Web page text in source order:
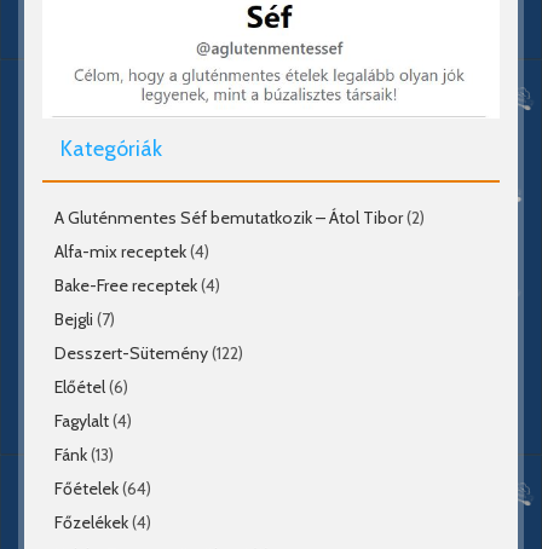
Kategóriák
A Gluténmentes Séf bemutatkozik – Átol Tibor(2)
Alfa-mix receptek(4)
Bake-Free receptek(4)
Bejgli (7)
Desszert-Sütemény(122)
Előétel(6)
Fagylalt(4)
Fánk(13)
Főételek(64)
Főzelékek(4)